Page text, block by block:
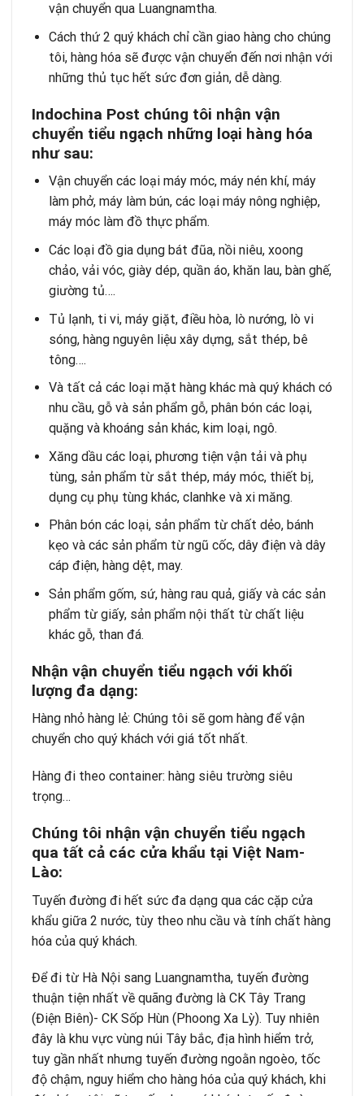
vận chuyển qua Luangnamtha.
Cách thứ 2 quý khách chỉ cần giao hàng cho chúng
tôi, hàng hóa sẽ được vận chuyển đến nơi nhận với
những thủ tục hết sức đơn giản, dễ dàng.
Indochina Post chúng tôi nhận vận
chuyển tiểu ngạch những loại hàng hóa
như sau:
Vận chuyển các loại máy móc, máy nén khí, máy
làm phở, máy làm bún, các loại máy nông nghiệp,
máy móc làm đồ thực phẩm.
Các loại đồ gia dụng bát đũa, nồi niêu, xoong
chảo, vải vóc, giày dép, quần áo, khăn lau, bàn ghế,
giường tủ….
Tủ lạnh, ti vi, máy giặt, điều hòa, lò nướng, lò vi
sóng, hàng nguyên liệu xây dựng, sắt thép, bê
tông….
Và tất cả các loại mặt hàng khác mà quý khách có
nhu cầu, gỗ và sản phẩm gỗ, phân bón các loại,
quặng và khoáng sản khác, kim loại, ngô.
Xăng dầu các loại, phương tiện vận tải và phụ
tùng, sản phẩm từ sắt thép, máy móc, thiết bị,
dụng cụ phụ tùng khác, clanhke và xi măng.
Phân bón các loại, sản phẩm từ chất dẻo, bánh
kẹo và các sản phẩm từ ngũ cốc, dây điện và dây
cáp điện, hàng dệt, may.
Sản phẩm gốm, sứ, hàng rau quả, giấy và các sản
phẩm từ giấy, sản phẩm nội thất từ chất liệu
khác gỗ, than đá.
Nhận vận chuyển tiểu ngạch với khối
lượng đa dạng:
Hàng nhỏ hàng lẻ: Chúng tôi sẽ gom hàng để vận
chuyển cho quý khách với giá tốt nhất.
Hàng đi theo container: hàng siêu trường siêu
trọng…
Chúng tôi nhận vận chuyển tiểu ngạch
qua tất cả các cửa khẩu tại Việt Nam-
Lào:
Tuyến đường đi hết sức đa dạng qua các cặp cửa
khẩu giữa 2 nước, tùy theo nhu cầu và tính chất hàng
hóa của quý khách.
Để đi từ Hà Nội sang Luangnamtha, tuyến đường
thuận tiện nhất về quãng đường là CK Tây Trang
(Điện Biên)- CK Sốp Hùn (Phoong Xa Lỳ). Tuy nhiên
đây là khu vực vùng núi Tây bắc, địa hình hiểm trở,
tuy gần nhất nhưng tuyến đường ngoằn ngoèo, tốc
độ chậm, nguy hiểm cho hàng hóa của quý khách, khi